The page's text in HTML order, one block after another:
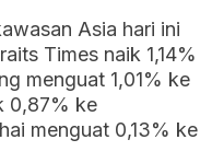
Asia hari ini
Times naik 1,14%
menguat 1,01% ke
0,87% ke
menguat 0,13% ke